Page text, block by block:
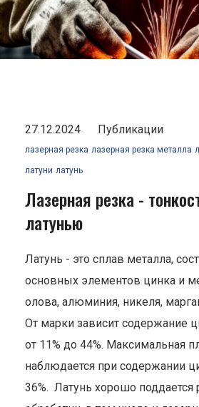
27.12.2024 Публикации
лазерная резка лазерная резка металла
латуни латунь
Лазерная резка -
латунью
Латунь - это сплав металла,
основных элементов цинка и
олова, алюминия, никеля,
От марки зависит содержание
от 11% до 44%. Максимальная
наблюдается при содержании
36%. Латунь хорошо